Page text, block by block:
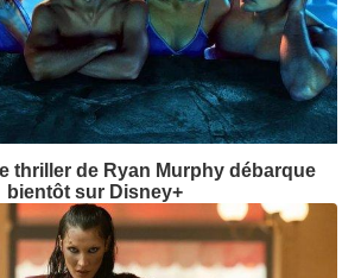
thriller de Ryan Murphy débarque
bientôt sur Disney+